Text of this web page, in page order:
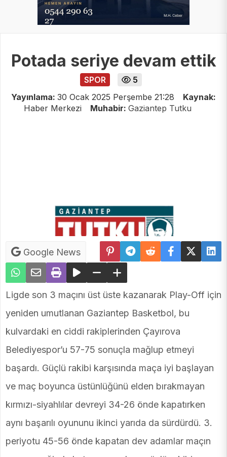
Potada seriye devam ettik
SPOR
5
Yayınlama: 30 Ocak 2025 Perşembe 21:28
Kaynak:
Haber Merkezi
Muhabir: Gaziantep Tutku
Google News
Ligde son 3 maçını üst üste kazanarak Play-Off için
yeniden umutlanan Gaziantep Basketbol, bu
kulvardaki en ciddi rakiplerinden Çayırova
Belediyespor’u 57-75 sonuçla mağlup etmeyi
başardı. Güçlü rakibi karşısında maça iyi başlayan
ve maç boyunca üstünlüğünü elden bırakmayan
kırmızı-siyahlılar devreyi 34-26 önde kapatırken
aynı başarılı oyununu ikinci yarıda da sürdürdü. 3.
periyotu 45-56 önde kapatan dev adamlar maçın